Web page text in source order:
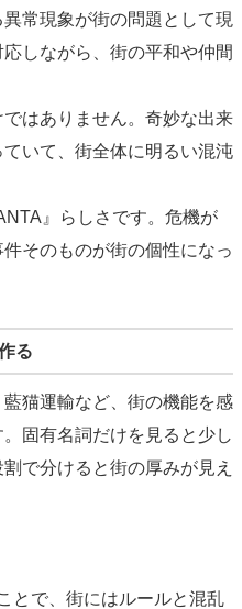
常現象が街の問題として現
しながら、街の平和や仲間
はありません。奇妙な出来
いて、街全体に明るい混沌
』らしさです。危機が
そのものが街の個性になっ
る
猫運輸など、街の機能を感
固有名詞だけを見ると少し
で分けると街の厚みが見え
とで、街にはルールと混乱